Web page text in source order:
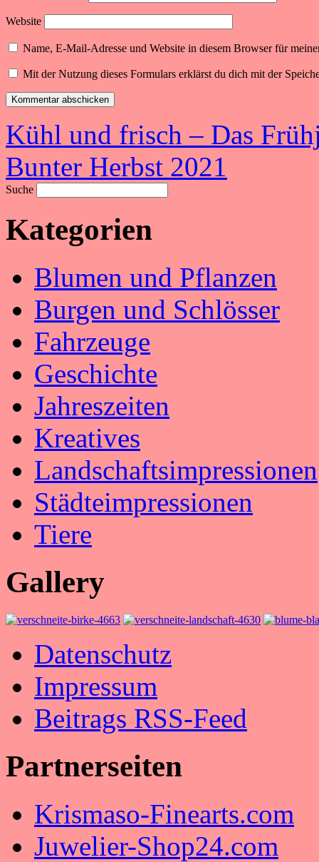
Website
Name, E-Mail-Adresse und Website in diesem Browser für
Mit der Nutzung dieses Formulars erklärst du dich mit der
Kühl und frisch – Das
Bunter Herbst 2021
Suche
Kategorien
Blumen und Pflanzen
Burgen und Schlösser
Fahrzeuge
Geschichte
Jahreszeiten
Kreatives
Landschaftsimpressionen
Städteimpressionen
Tiere
Gallery
Datenschutz
Impressum
Beitrags RSS-Feed
Partnerseiten
Krismaso-Finearts.com
Juwelier-Shop24.com